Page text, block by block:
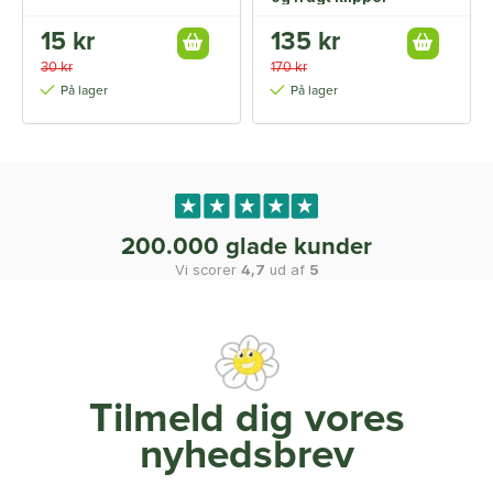
15 kr
30 kr
På lager
135 kr
170 kr
På lager
200.000 glade kunder
Vi scorer 4,7 ud af 5
Tilmeld dig vores
nyhedsbrev